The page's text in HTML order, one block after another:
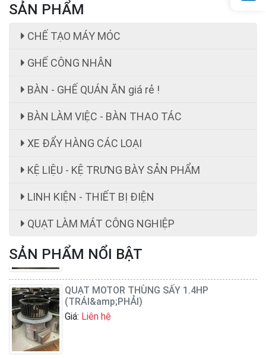
SẢN PHẨM
CHẾ TẠO MÁY MÓC
GHẾ CÔNG NHÂN
BÀN - GHẾ QUÁN ĂN giá rẻ !
BÀN LÀM VIỆC - BÀN THAO TÁC
XE ĐẨY HÀNG CÁC LOẠI
KỆ LIỆU - KỆ TRƯNG BÀY SẢN PHẨM
LINH KIỆN - THIẾT BỊ ĐIỆN
QUẠT LÀM MÁT CÔNG NGHIỆP
SẢN PHẨM NỔI BẬT
ghế công nhân
Giá:
ghế công nhân giá rẻ 199,000 cái đ
QUẠT MOTOR THÙNG SẤY 1.4HP
(TRÁI&amp;PHẢI)
Giá:
Liên hệ